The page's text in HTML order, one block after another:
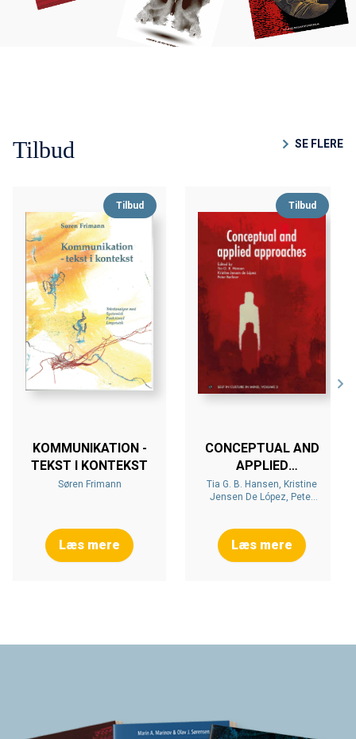
Tilbud SE FLERE
Tilbud
KOMMUNIKATION -
TEKST I KONTEKST
Søren Frimann
Læs mere
Tilbud
CONCEPTUAL AND
APPLIED
APPROACHES
Tia G. B. Hansen, Kristine
Jensen De López, Peter
Læs mere